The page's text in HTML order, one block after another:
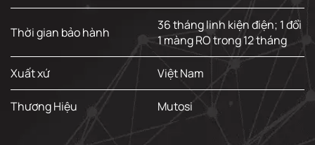
Thời gian bảo hành
36 tháng linh kiện điện;​ 1 đổi
1 màng RO trong 12 tháng
Xuất xứ Việt Nam
Thương Hiệu Mutosi